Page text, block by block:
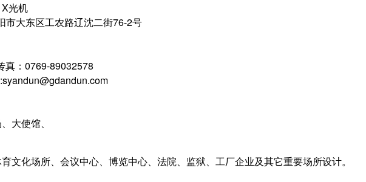
光机
沈阳市大东区工农路辽沈二街76-2号
真：0769-89032578
机场、大使馆、
文化场所、会议中心、博览中心、法院、监狱、工厂企业及其它重要场所设计。